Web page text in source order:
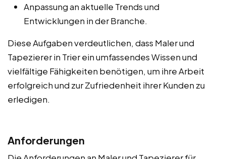
Anpassung an aktuelle Trends und
Entwicklungen in der Branche.
Diese Aufgaben verdeutlichen, dass Maler und
Tapezierer in Trier ein umfassendes Wissen und
vielfältige Fähigkeiten benötigen, um ihre Arbeit
erfolgreich und zur Zufriedenheit ihrer Kunden zu
erledigen.
Anforderungen